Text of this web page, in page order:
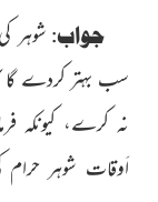
جواب: شوہر
سب بہتر کردے گا
نہ کرے، کیونکہ
اَوقات شوہر